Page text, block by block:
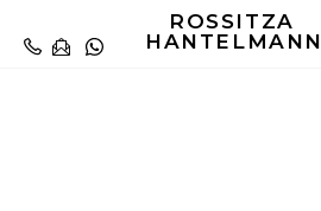
ROSSITZA
HANTELMANN